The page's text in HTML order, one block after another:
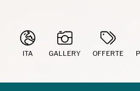
ITA GALLERY OFFERTE